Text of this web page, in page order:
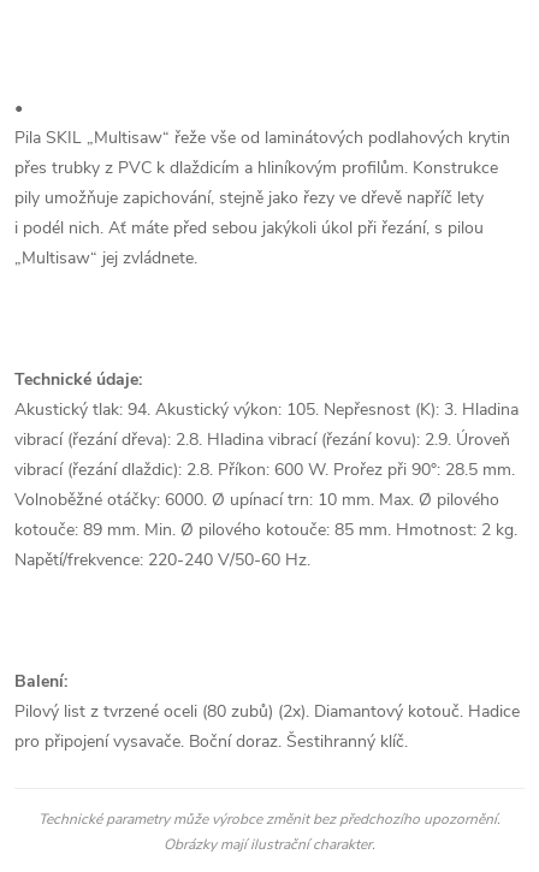
•
Pila SKIL „Multisaw“ řeže vše od laminátových podlahových krytin
přes trubky z PVC k dlaždicím a hliníkovým profilům. Konstrukce
pily umožňuje zapichování, stejně jako řezy ve dřevě napříč lety
i podél nich. Ať máte před sebou jakýkoli úkol při řezání, s pilou
„Multisaw“ jej zvládnete.
Technické údaje:
Akustický tlak: 94. Akustický výkon: 105. Nepřesnost (K): 3. Hladina
vibrací (řezání dřeva): 2.8. Hladina vibrací (řezání kovu): 2.9. Úroveň
vibrací (řezání dlaždic): 2.8. Příkon: 600 W. Prořez při 90°: 28.5 mm.
Volnoběžné otáčky: 6000. Ø upínací trn: 10 mm. Max. Ø pilového
kotouče: 89 mm. Min. Ø pilového kotouče: 85 mm. Hmotnost: 2 kg.
Napětí/frekvence: 220-240 V/50-60 Hz.
Balení:
Pilový list z tvrzené oceli (80 zubů) (2x). Diamantový kotouč. Hadice
pro připojení vysavače. Boční doraz. Šestihranný klíč.
Technické parametry může výrobce změnit bez předchozího upozornění.
Obrázky mají ilustrační charakter.